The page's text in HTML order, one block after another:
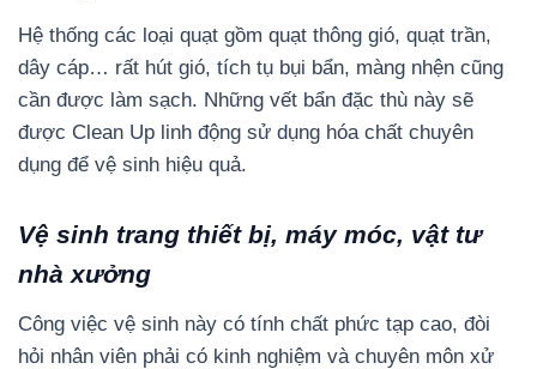
Hệ thống các loại quạt gồm quạt thông gió, quạt trần,
dây cáp… rất hút gió, tích tụ bụi bẩn, màng nhện cũng
cần được làm sạch. Những vết bẩn đặc thù này sẽ
được Clean Up linh động sử dụng hóa chất chuyên
dụng để vệ sinh hiệu quả.
Vệ sinh trang thiết bị, máy móc, vật tư
nhà xưởng
Công việc vệ sinh này có tính chất phức tạp cao, đòi
hỏi nhân viên phải có kinh nghiệm và chuyên môn xử